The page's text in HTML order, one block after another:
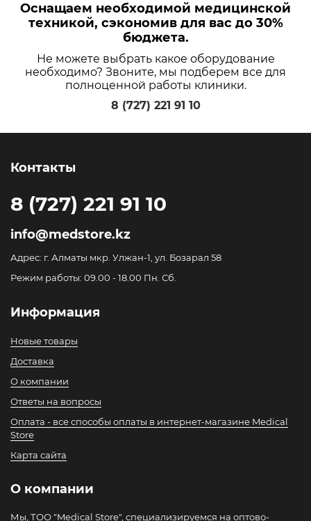
Оснащаем необходимой медицинской
техникой, сэкономив для вас до 30%
бюджета.
Не можете выбрать какое оборудование
необходимо? Звоните, мы подберем все для
полноценной работы клиники.
8 (727) 221 91 10
Контакты
8 (727) 221 91 10
info@medstore.kz
Адрес: г. Алматы мкр. Улжан-1, ул. Бозарал 58
Режим работы: 09.00 - 18.00 Пн. Сб.
Информация
Новые товары
Доставка
О компании
Ответы на вопросы
Оплата - все способы оплаты в интернет-магазине Medical
Store
Карта сайта
О компании
Мы, ТОО "Medical Store", специализируемся на оптово-